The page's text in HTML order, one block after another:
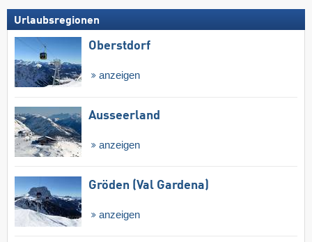
Urlaubsregionen
Oberstdorf
anzeigen
Ausseerland
anzeigen
Gröden (Val Gardena)
anzeigen